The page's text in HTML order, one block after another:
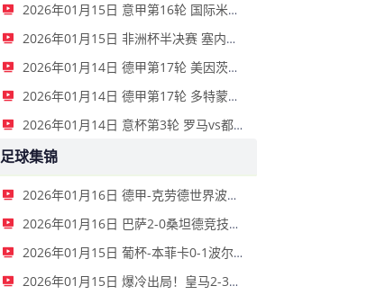
2026年01月15日 意甲第16轮 国际米兰vs莱切 全场录像
2026年01月15日 非洲杯半决赛 塞内加尔vs埃及 全场录像
2026年01月14日 德甲第17轮 美因茨vs海登海姆 全场录像
2026年01月14日 德甲第17轮 多特蒙德vs不莱梅 全场录像
2026年01月14日 意杯第3轮 罗马vs都灵 全场录像
足球集锦
2026年01月16日 德甲-克劳德世界波柳比西奇绝平 十人柏林联合1-1奥格斯堡
2026年01月16日 巴萨2-0桑坦德竞技晋级国王杯八强 费兰单刀球破门亚马尔建功
2026年01月15日 葡杯-本菲卡0-1波尔图止步八强 贝德纳雷克制胜帕夫利季斯失良机
2026年01月15日 爆冷出局！皇马2-3遭西乙队阿尔瓦塞特补时绝杀 无缘国王杯8强